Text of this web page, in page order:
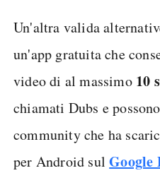
Un'altra valida
un'app gratuita che
video di al massimo 10
chiamati Dubs e
community che ha
per Android sulGoogle